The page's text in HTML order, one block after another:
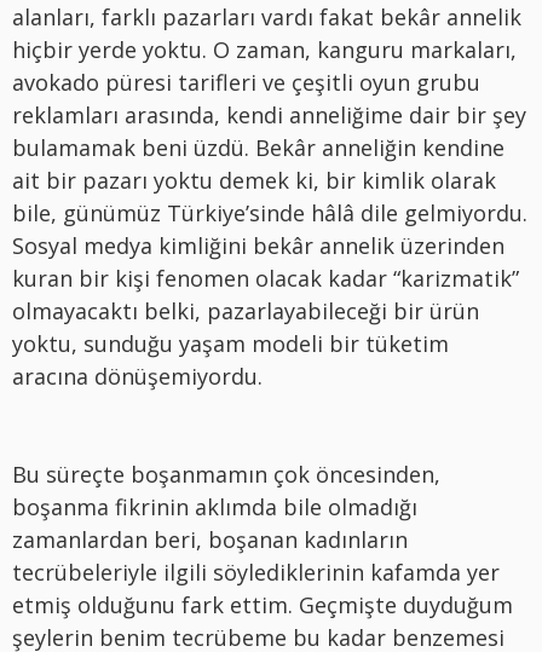
alanları, farklı pazarları vardı fakat bekâr annelik
hiçbir yerde yoktu. O zaman, kanguru markaları,
avokado püresi tarifleri ve çeşitli oyun grubu
reklamları arasında, kendi anneliğime dair bir şey
bulamamak beni üzdü. Bekâr anneliğin kendine
ait bir pazarı yoktu demek ki, bir kimlik olarak
bile, günümüz Türkiye’sinde hâlâ dile gelmiyordu.
Sosyal medya kimliğini bekâr annelik üzerinden
kuran bir kişi fenomen olacak kadar “karizmatik”
olmayacaktı belki, pazarlayabileceği bir ürün
yoktu, sunduğu yaşam modeli bir tüketim
aracına dönüşemiyordu.
Bu süreçte boşanmamın çok öncesinden,
boşanma fikrinin aklımda bile olmadığı
zamanlardan beri, boşanan kadınların
tecrübeleriyle ilgili söylediklerinin kafamda yer
etmiş olduğunu fark ettim. Geçmişte duyduğum
şeylerin benim tecrübeme bu kadar benzemesi